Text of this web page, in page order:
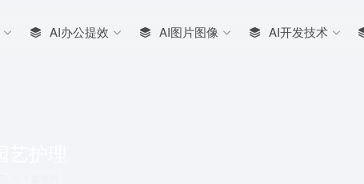
AI办公提效 AI图片图像 AI开发技术